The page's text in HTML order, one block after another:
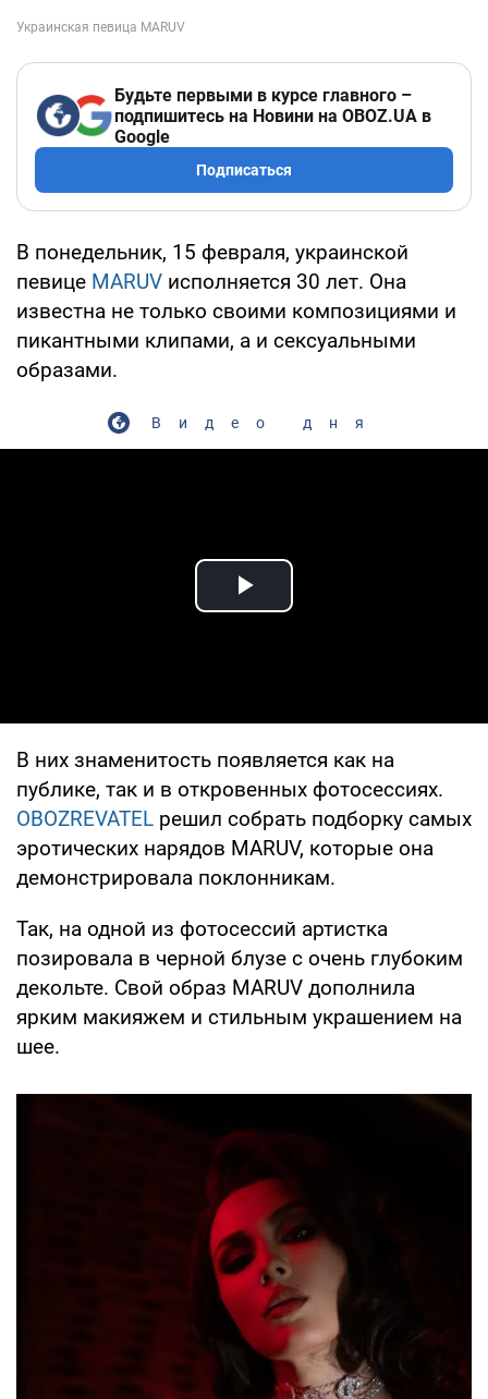
Будьте первыми в курсе главного –
подпишитесь на Новини на OBOZ.UA в
Google
Подписаться
В понедельник, 15 февраля, украинской
певице MARUV исполняется 30 лет. Она
известна не только своими композициями и
пикантными клипами, а и сексуальными
образами.
Видео дня
Play Video
В них знаменитость появляется как на
публике, так и в откровенных фотосессиях.
OBOZREVATEL решил собрать подборку самых
эротических нарядов MARUV, которые она
демонстрировала поклонникам.
Так, на одной из фотосессий артистка
позировала в черной блузе с очень глубоким
декольте. Свой образ MARUV дополнила
ярким макияжем и стильным украшением на
шее.